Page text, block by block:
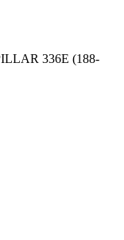
336E (188-